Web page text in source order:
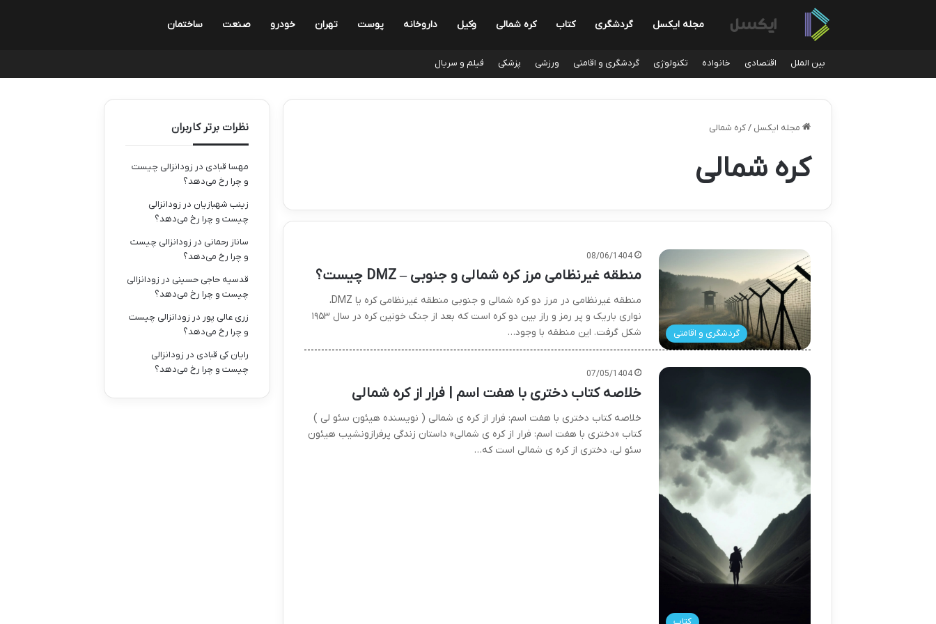
مجله ایکسل گردشگری کتاب کره شمالی وکیل داروخانه پوست تهران خودرو صنعت ساختمان
بین الملل اقتصادی خانواده تکنولوژی گردشگری و اقامتی ورزشی پزشکی فیلم و سریال
مجله ایکسل / کره شمالی
کره شمالی
گردشگری و اقامتی
08/06/1404
منطقه غیرنظامی مرز کره شمالی و جنوبی – DMZ چیست؟
منطقه غیرنظامی در مرز دو کره شمالی و جنوبی منطقه غیرنظامی کره یا DMZ،
نواری باریک و پر رمز و راز بین دو کره است که بعد از جنگ خونین کره در سال ۱۹۵۳
شکل گرفت. این منطقه با وجود…
کتاب
07/05/1404
خلاصه کتاب دختری با هفت اسم | فرار از کره شمالی
خلاصه کتاب دختری با هفت اسم: فرار از کره ی شمالی ( نویسنده هیئون سئو لی )
کتاب «دختری با هفت اسم: فرار از کره ی شمالی» داستان زندگی پرفرازونشیب هیئون
سئو لی، دختری از کره ی شمالی است که…
نظرات برتر کاربران
مهسا قبادی در زودانزالی چیست
و چرا رخ می‌دهد؟
زینب شهبازیان در زودانزالی
چیست و چرا رخ می‌دهد؟
ساناز رحمانی در زودانزالی چیست
و چرا رخ می‌دهد؟
قدسیه حاجی حسینی در زودانزالی
چیست و چرا رخ می‌دهد؟
زری عالی پور در زودانزالی چیست
و چرا رخ می‌دهد؟
رایان کی قبادی در زودانزالی
چیست و چرا رخ می‌دهد؟